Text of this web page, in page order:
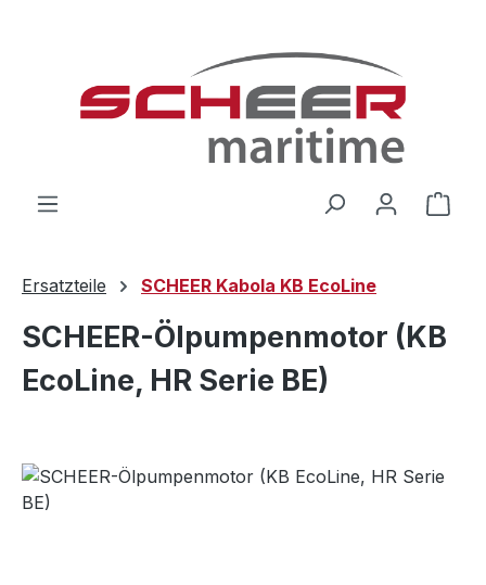
Ersatzteile SCHEER Kabola KB EcoLine
SCHEER-Ölpumpenmotor (KB
EcoLine, HR Serie BE)
Bildergalerie überspringen